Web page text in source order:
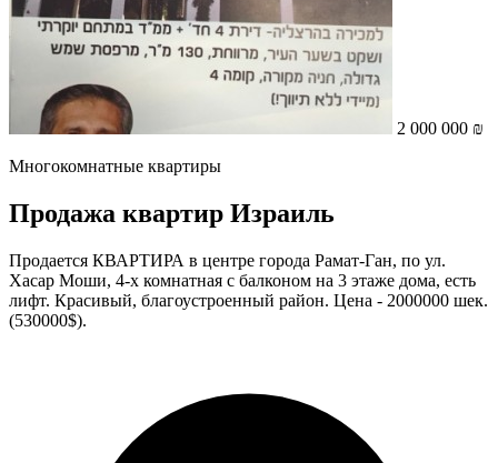
2 000 000 ₪
Многокомнатные квартиры
Продажа квартир Израиль
Продается КВАРТИРА в центре города Рамат-Ган, по ул.
Хасар Моши, 4-х комнатная с балконом на 3 этаже дома, есть
лифт. Красивый, благоустроенный район. Цена - 2000000 шек.
(530000$).